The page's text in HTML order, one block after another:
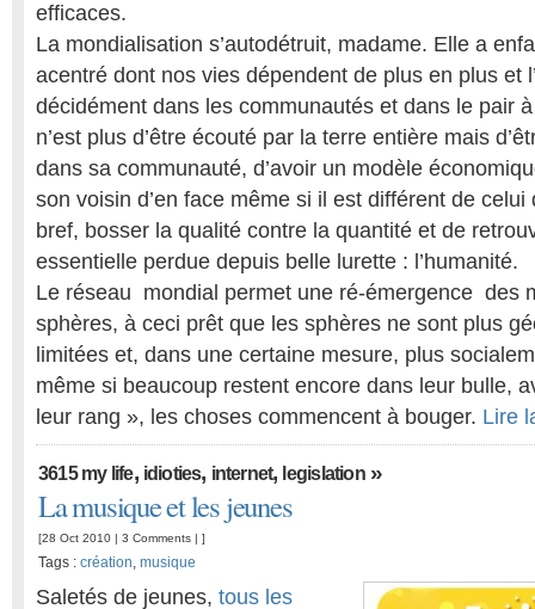
efficaces.
La mondialisation s’autodétruit, madame. Elle a
acentré dont nos vies dépendent de plus en plus et
décidément dans les communautés et dans le pair
n’est plus d’être écouté par la terre entière mais
dans sa communauté, d’avoir un modèle
son voisin d’en face même si il est différent de celui
bref, bosser la qualité contre la quantité et de
essentielle perdue depuis belle lurette : l’humanité.
Le réseau mondial permet une ré-émergence des
sphères, à ceci prêt que les sphères ne sont plus
limitées et, dans une certaine mesure, plus
même si beaucoup restent encore dans leur bulle,
leur rang », les choses commencent à bouger. Lire
3615 my life, idioties, internet, legislation»
La musique et les jeunes
[28 Oct 2010 | 3 Comments | ]
Tags : création, musique
Saletés de jeunes, tous les